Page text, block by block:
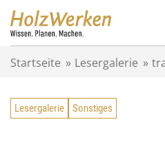
Startseite » Lesergalerie »
Lesergalerie Sonstiges